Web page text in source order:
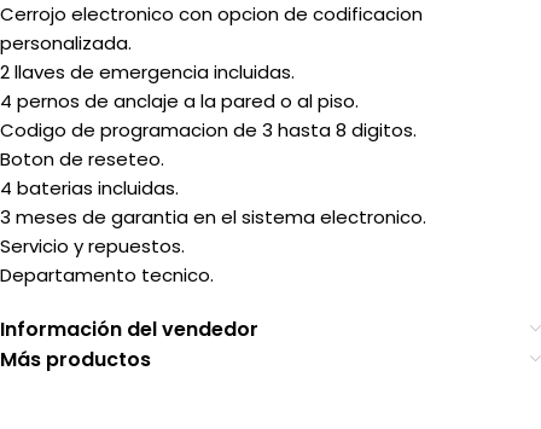
Cerrojo electronico con opcion de codificacion
personalizada.
2 llaves de emergencia incluidas.
4 pernos de anclaje a la pared o al piso.
Codigo de programacion de 3 hasta 8 digitos.
Boton de reseteo.
4 baterias incluidas.
3 meses de garantia en el sistema electronico.
Servicio y repuestos.
Departamento tecnico.
Información del vendedor
Más productos